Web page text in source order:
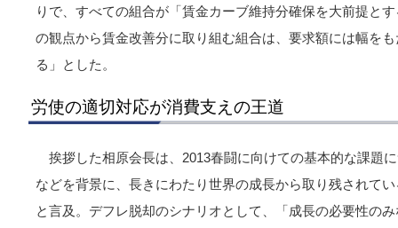
りで、すべての組合が「賃金カーブ維持分確保を大前提と
の観点から賃金改善分に取り組む組合は、要求額には幅を
る」とした。
労使の適切対応が消費支えの王道
挨拶した相原会長は、2013春闘に向けての基本的な課題
などを背景に、長きにわたり世界の成長から取り残されて
と言及。デフレ脱却のシナリオとして、「成長の必要性の